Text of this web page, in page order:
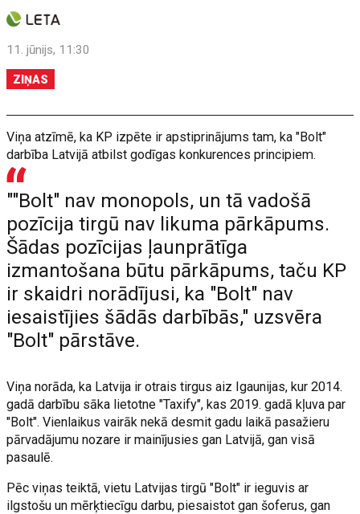
11. jūnijs, 11:30
ZIŅAS
Viņa atzīmē, ka KP izpēte ir apstiprinājums tam, ka "Bolt"
darbība Latvijā atbilst godīgas konkurences principiem.
""Bolt" nav monopols, un tā vadošā
pozīcija tirgū nav likuma pārkāpums.
Šādas pozīcijas ļaunprātīga
izmantošana būtu pārkāpums, taču KP
ir skaidri norādījusi, ka "Bolt" nav
iesaistījies šādās darbībās," uzsvēra
"Bolt" pārstāve.
Viņa norāda, ka Latvija ir otrais tirgus aiz Igaunijas, kur 2014.
gadā darbību sāka lietotne "Taxify", kas 2019. gadā kļuva par
"Bolt". Vienlaikus vairāk nekā desmit gadu laikā pasažieru
pārvadājumu nozare ir mainījusies gan Latvijā, gan visā
pasaulē.
Pēc viņas teiktā, vietu Latvijas tirgū "Bolt" ir ieguvis ar
ilgstošu un mērķtiecīgu darbu, piesaistot gan šoferus, gan